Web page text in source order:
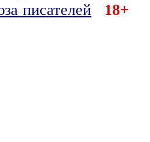
писателей
18+